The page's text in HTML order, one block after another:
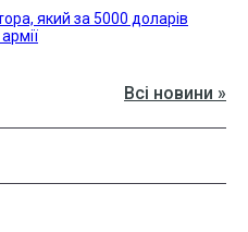
який за 5000 доларів
Всі новини »